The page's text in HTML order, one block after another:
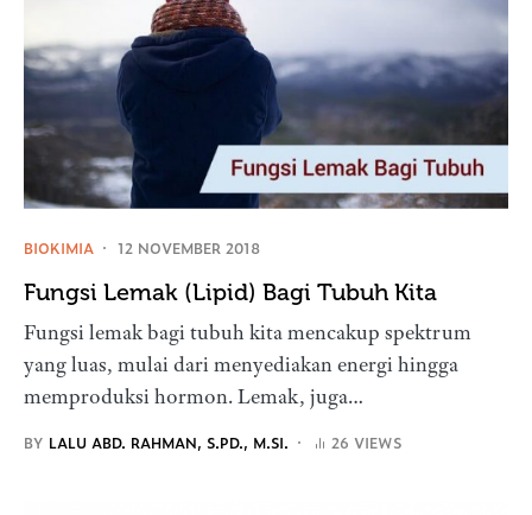
BIOKIMIA 12 NOVEMBER 2018
Fungsi Lemak (Lipid) Bagi Tubuh Kita
Fungsi lemak bagi tubuh kita mencakup spektrum
yang luas, mulai dari menyediakan energi hingga
memproduksi hormon. Lemak, juga…
BY LALU ABD. RAHMAN, S.PD., M.SI. 26 VIEWS